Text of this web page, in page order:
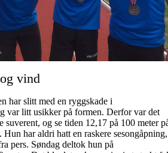
vind
har slitt med en ryggskade i
var litt usikker på formen. Derfor var det
suverent, og se tiden 12,17 på 100 meter
Hun har aldri hatt en raskere sesongåpning,
pers. Søndag deltok hun på